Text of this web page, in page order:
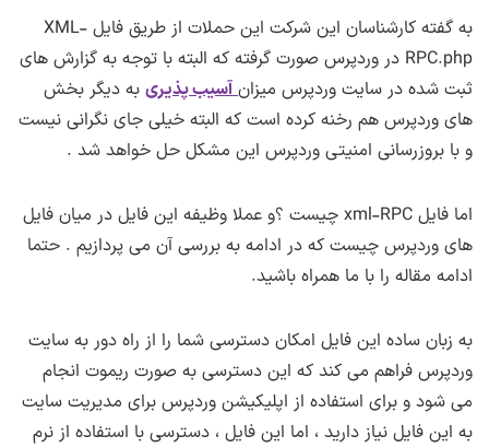
به گفته کارشناسان این شرکت این حملات از طریق فایل XML-
RPC.php در وردپرس صورت گرفته که البته با توجه به گزارش های
ثبت شده در سایت وردپرس میزان آسیب پذیری به دیگر بخش
های وردپرس هم رخنه کرده است که البته خیلی جای نگرانی نیست
و با بروزرسانی امنیتی وردپرس این مشکل حل خواهد شد .
اما فایل xml-RPC چیست ؟و عملا وظیفه این فایل در میان فایل
های وردپرس چیست که در ادامه به بررسی آن می پردازیم . حتما
ادامه مقاله را با ما همراه باشید.
به زبان ساده این فایل امکان دسترسی شما را از راه دور به سایت
وردپرس فراهم می کند که این دسترسی به صورت ریموت انجام
می شود و برای استفاده از اپلیکیشن وردپرس برای مدیریت سایت
به این فایل نیاز دارید ، اما این فایل ، دسترسی با استفاده از نرم